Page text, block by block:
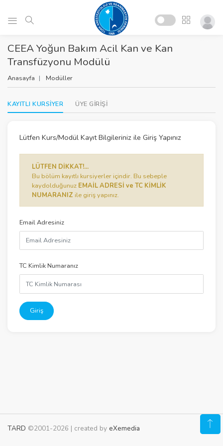
CEEA Yoğun Bakım Acil Kan ve Kan
Transfüzyonu Modülü
Anasayfa Modüller
KAYITLI KURSİYER ÜYE GİRİŞİ
Lütfen Kurs/Modül Kayıt Bilgileriniz ile Giriş Yapınız
LÜTFEN DİKKAT!...
Bu bölüm kayıtlı kursiyerler içindir. Bu sebeple
kaydolduğunuz EMAİL ADRESİ ve TC KİMLİK
NUMARANIZ ile giriş yapınız.
Email Adresiniz
TC Kimlik Numaranız
Giriş
TARD ©2001-2026 | created by eXemedia